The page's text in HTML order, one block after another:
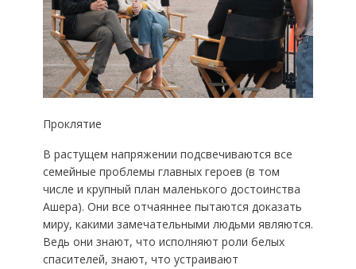
Проклятие
В растущем напряжении подсвечиваются все
семейные проблемы главных героев (в том
числе и крупный план маленького достоинства
Ашера). Они все отчаяннее пытаются доказать
миру, какими замечательными людьми являются.
Ведь они знают, что исполняют роли белых
спасителей, знают, что устраивают